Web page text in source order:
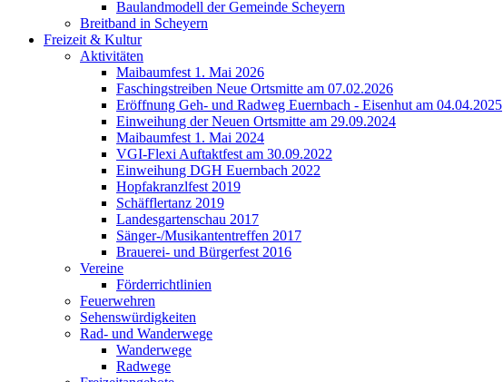
Baulandmodell der Gemeinde Scheyern
Breitband in Scheyern
Freizeit & Kultur
Aktivitäten
Maibaumfest 1. Mai 2026
Faschingstreiben Neue Ortsmitte am 07.02.2026
Eröffnung Geh- und Radweg Euernbach - Eisenhut am 04.04.2025
Einweihung der Neuen Ortsmitte am 29.09.2024
Maibaumfest 1. Mai 2024
VGI-Flexi Auftaktfest am 30.09.2022
Einweihung DGH Euernbach 2022
Hopfakranzlfest 2019
Schäfflertanz 2019
Landesgartenschau 2017
Sänger-/Musikantentreffen 2017
Brauerei- und Bürgerfest 2016
Vereine
Förderrichtlinien
Feuerwehren
Sehenswürdigkeiten
Rad- und Wanderwege
Wanderwege
Radwege